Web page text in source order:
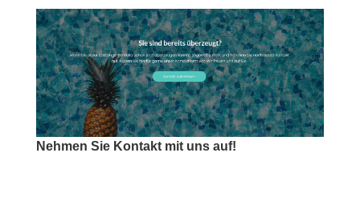
Nehmen Sie Kontakt mit uns auf!